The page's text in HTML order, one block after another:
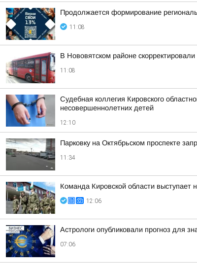
Продолжается формирование
11:08
В Нововятском районе
11:08
Судебная коллегия Кировского
несовершеннолетних детей
12:10
Парковку на Октябрьском проспекте
11:34
Команда Кировской области
12:06
Астрологи опубликовали прогноз для
07:06